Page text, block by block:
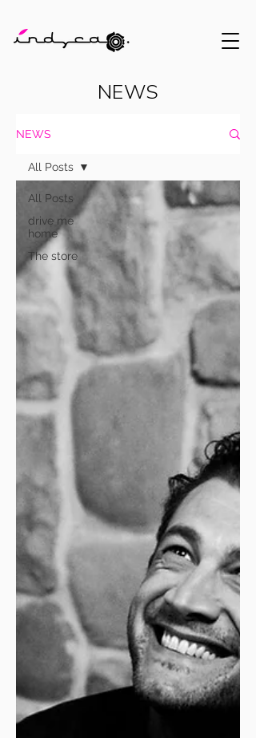
NEWS
NEWS
All Posts
drive me
home
The store
All Posts